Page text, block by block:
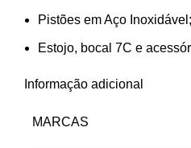
Pistões em Aço Inoxidável;
Estojo, bocal 7C e
Informação adicional
MARCAS